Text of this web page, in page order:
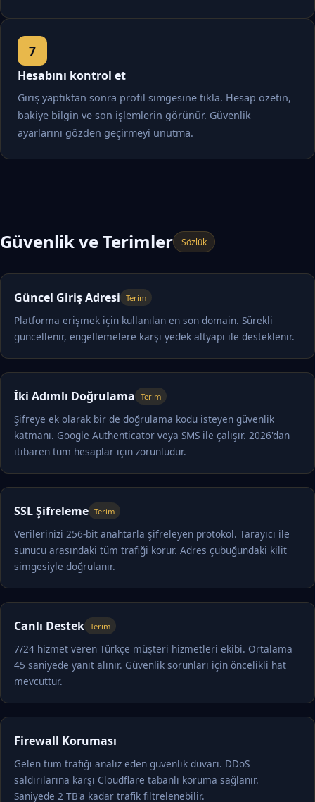
Hesabını kontrol et
Giriş yaptıktan sonra profil simgesine tıkla. Hesap özetin,
bakiye bilgin ve son işlemlerin görünür. Güvenlik
ayarlarını gözden geçirmeyi unutma.
Güvenlik ve Terimler Sözlük
Güncel Giriş Adresi Terim
Platforma erişmek için kullanılan en son domain. Sürekli
güncellenir, engellemelere karşı yedek altyapı ile desteklenir.
İki Adımlı Doğrulama Terim
Şifreye ek olarak bir de doğrulama kodu isteyen güvenlik
katmanı. Google Authenticator veya SMS ile çalışır. 2026'dan
itibaren tüm hesaplar için zorunludur.
SSL Şifreleme Terim
Verilerinizi 256-bit anahtarla şifreleyen protokol. Tarayıcı ile
sunucu arasındaki tüm trafiği korur. Adres çubuğundaki kilit
simgesiyle doğrulanır.
Canlı Destek Terim
7/24 hizmet veren Türkçe müşteri hizmetleri ekibi. Ortalama
45 saniyede yanıt alınır. Güvenlik sorunları için öncelikli hat
mevcuttur.
Firewall Koruması
Gelen tüm trafiği analiz eden güvenlik duvarı. DDoS
saldırılarına karşı Cloudflare tabanlı koruma sağlanır.
Saniyede 2 TB'a kadar trafik filtrelenebilir.